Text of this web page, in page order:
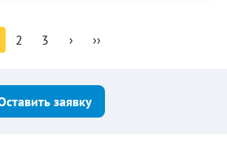
2 3 › ››
заявку